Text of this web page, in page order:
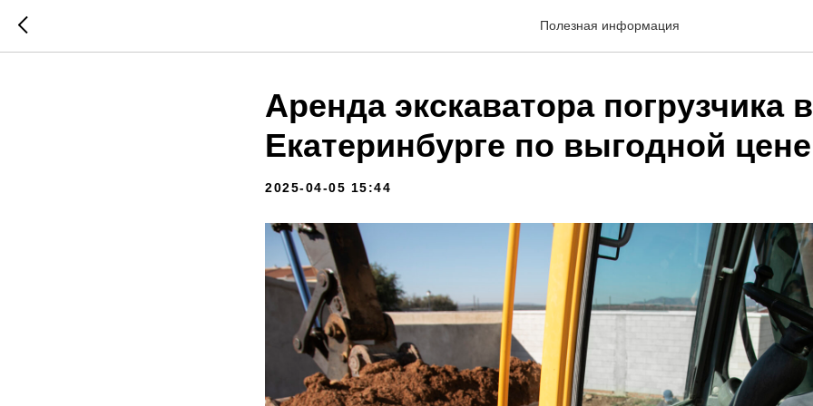
Полезная информация
Аренда экскаватора погрузчика в
Екатеринбурге по выгодной
2025-04-05 15:44